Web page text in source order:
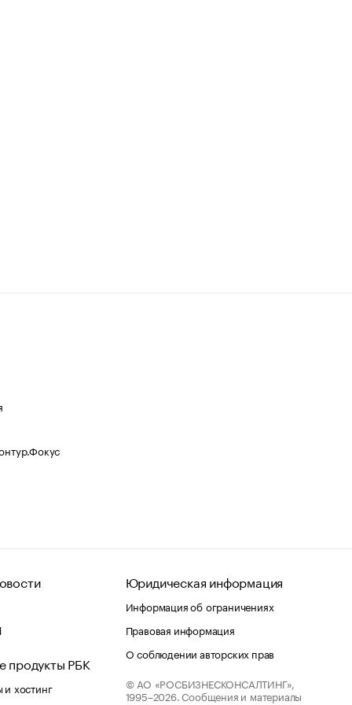
продукты РБК
хостинг
Юридическая информация
Информация об ограничениях
Правовая информация
О соблюдении авторских прав
© АО «РОСБИЗНЕСКОНСАЛТИНГ»,
1995–2026. Сообщения и материалы